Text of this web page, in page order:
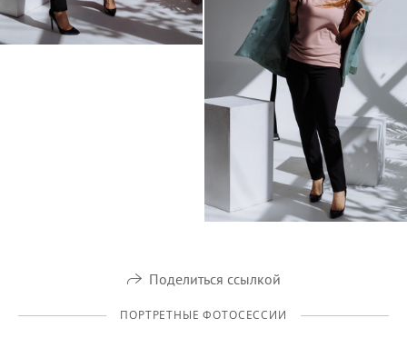
Поделиться ссылкой
ПОРТРЕТНЫЕ ФОТОСЕССИИ